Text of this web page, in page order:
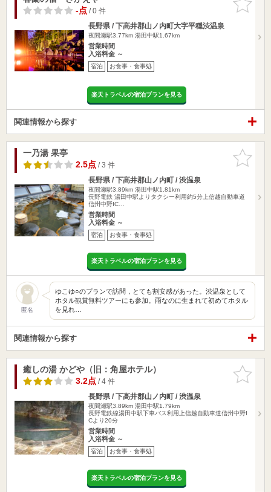
りに追加
-点/ 0 件
長野県 / 下高井郡山ノ内町大字平穏渋温泉
夜間瀬駅3.77km 湯田中駅1.67km
営業時間
入浴料金 ～
宿泊 お食事・食事処
楽天トラベルの宿泊プランを見る
関連情報から探す
お気に入
りに追加
一乃湯 果亭
2.5点/ 3 件
長野県 / 下高井郡山ノ内町 / 渋温泉
夜間瀬駅3.89km 湯田中駅1.81km
長野電鉄 湯田中駅よりタクシー利用約5分上信越自動車道
信州中野IC…
営業時間
入浴料金 ～
宿泊 お食事・食事処
楽天トラベルの宿泊プランを見る
匿名
ゆこゆ○のプランで訪問，とても割安感があった。渋温泉として
ホタル観賞無料ツアーにも参加。雨なのに生まれて初めてホタル
を見れ…
関連情報から探す
お気に入
りに追加
癒しの湯 かどや（旧：角屋ホテル）
3.2点/ 4 件
長野県 / 下高井郡山ノ内町 / 渋温泉
夜間瀬駅3.89km 湯田中駅1.79km
長野電鉄線湯田中駅下車バス利用上信越自動車道信州中野I
Cより20分
営業時間
入浴料金 ～
宿泊 お食事・食事処
楽天トラベルの宿泊プランを見る